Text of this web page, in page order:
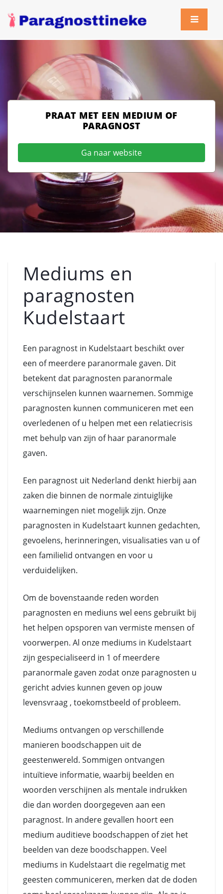
PRAAT MET EEN MEDIUM OF
PARAGNOST
Ga naar website
Mediums en
paragnosten
Kudelstaart
Een paragnost in Kudelstaart beschikt over
een of meerdere paranormale gaven. Dit
betekent dat paragnosten paranormale
verschijnselen kunnen waarnemen. Sommige
paragnosten kunnen communiceren met een
overledenen of u helpen met een relatiecrisis
met behulp van zijn of haar paranormale
gaven.
Een paragnost uit Nederland denkt hierbij aan
zaken die binnen de normale zintuiglijke
waarnemingen niet mogelijk zijn. Onze
paragnosten in Kudelstaart kunnen gedachten,
gevoelens, herinneringen, visualisaties van u of
een familielid ontvangen en voor u
verduidelijken.
Om de bovenstaande reden worden
paragnosten en mediuns wel eens gebruikt bij
het helpen opsporen van vermiste mensen of
voorwerpen. Al onze mediums in Kudelstaart
zijn gespecialiseerd in 1 of meerdere
paranormale gaven zodat onze paragnosten u
gericht advies kunnen geven op jouw
levensvraag , toekomstbeeld of probleem.
Mediums ontvangen op verschillende
manieren boodschappen uit de
geestenwereld. Sommigen ontvangen
intuïtieve informatie, waarbij beelden en
woorden verschijnen als mentale indrukken
die dan worden doorgegeven aan een
paragnost. In andere gevallen hoort een
medium auditieve boodschappen of ziet het
beelden van deze boodschappen. Veel
mediums in Kudelstaart die regelmatig met
geesten communiceren, merken dat de doden